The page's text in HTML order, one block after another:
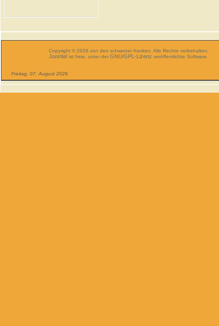
Copyright © 2026 von den schweizer franken. Alle Rechte vorbehalten.
Joomla! ist freie, unter derGNU/GPL-Lizenz veröffentlichte Software.
Freitag, 07. August 2026